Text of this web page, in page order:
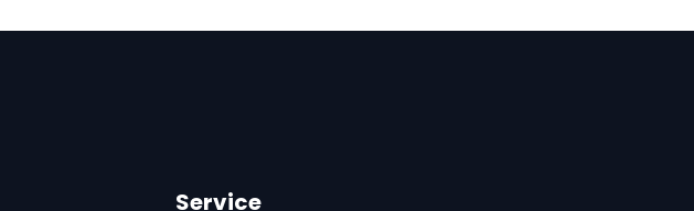
Service